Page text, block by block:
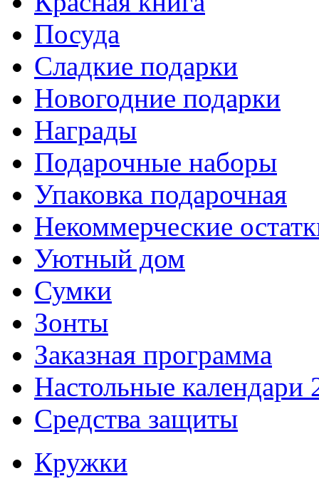
Посуда
Сладкие подарки
Новогодние подарки
Награды
Подарочные наборы
Упаковка подарочная
Некоммерческие
Уютный дом
Сумки
Зонты
Заказная программа
Настольные календари
Средства защиты
Кружки